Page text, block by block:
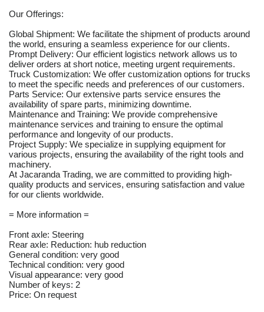
Our Offerings:
Global Shipment: We facilitate the shipment of products around
the world, ensuring a seamless experience for our clients.
Prompt Delivery: Our efficient logistics network allows us to
deliver orders at short notice, meeting urgent requirements.
Truck Customization: We offer customization options for trucks
to meet the specific needs and preferences of our customers.
Parts Service: Our extensive parts service ensures the
availability of spare parts, minimizing downtime.
Maintenance and Training: We provide comprehensive
maintenance services and training to ensure the optimal
performance and longevity of our products.
Project Supply: We specialize in supplying equipment for
various projects, ensuring the availability of the right tools and
machinery.
At Jacaranda Trading, we are committed to providing high-
quality products and services, ensuring satisfaction and value
for our clients worldwide.
= More information =
Front axle: Steering
Rear axle: Reduction: hub reduction
General condition: very good
Technical condition: very good
Visual appearance: very good
Number of keys: 2
Price: On request